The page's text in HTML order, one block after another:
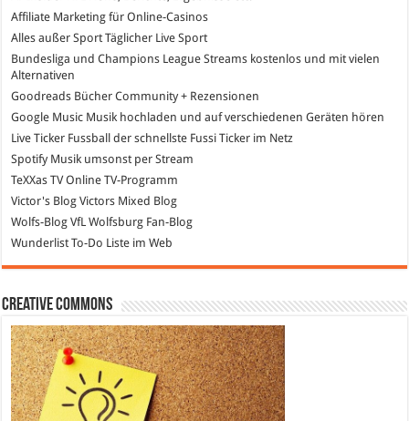
Affiliate Marketing für Online-Casinos
Alles außer Sport Täglicher Live Sport
Bundesliga und Champions League Streams kostenlos und mit vielen
Alternativen
Goodreads Bücher Community + Rezensionen
Google Music Musik hochladen und auf verschiedenen Geräten hören
Live Ticker Fussball
der schnellste Fussi Ticker im Netz
SpotifyMusik umsonst per Stream
TeXXas TVOnline TV-Programm
Victor's Blog Victors Mixed Blog
Wolfs-Blog VfL Wolfsburg Fan-Blog
Wunderlist To-Do Liste im Web
Creative Commons